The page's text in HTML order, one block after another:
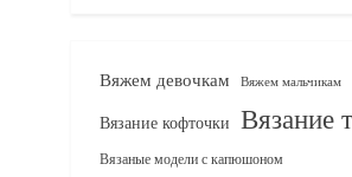
Вяжем девочкам Вяжем мальчикам
Вязание кофточки Вязание
Вязаные модели с капюшоном